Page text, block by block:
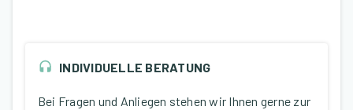
INDIVIDUELLE BERATUNG
Bei Fragen und Anliegen stehen wir Ihnen gerne zur